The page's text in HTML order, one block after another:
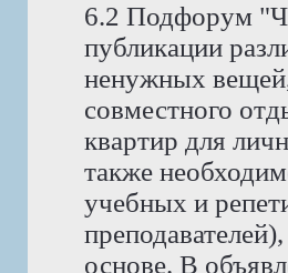
6.2 Подфорум
публикации
ненужных
совместного
квартир для
также
учебных и
основе. В